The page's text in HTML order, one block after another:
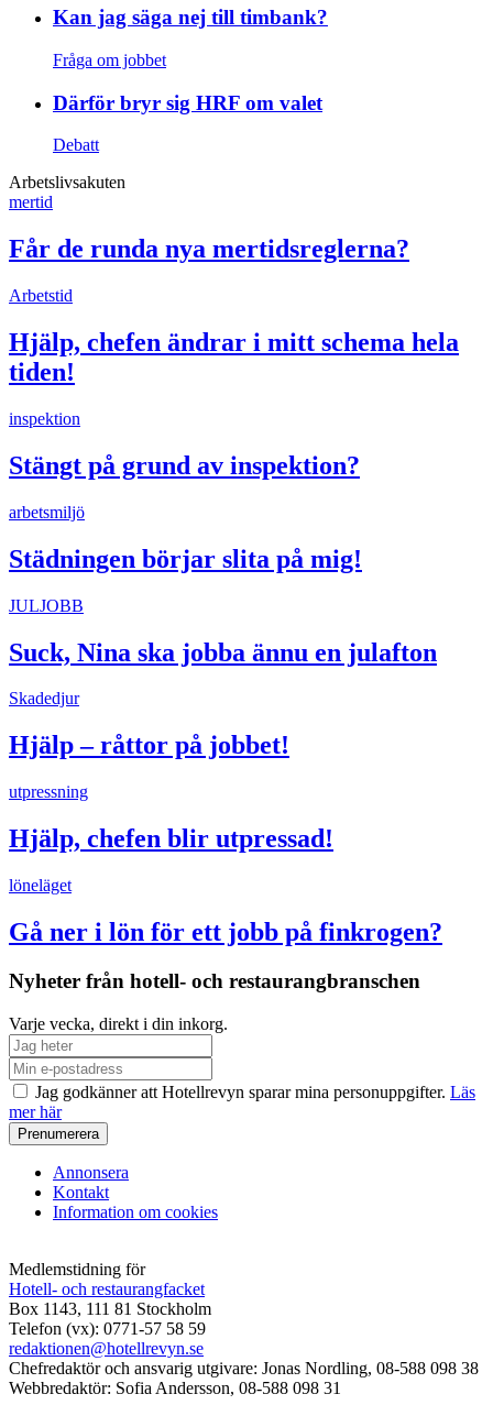
Kan jag säga nej till timbank?
Fråga om jobbet
Därför bryr sig HRF om valet
Debatt
Arbetslivsakuten
mertid
Får de runda nya mertidsreglerna?
Arbetstid
Hjälp, chefen ändrar i mitt schema hela
tiden!
inspektion
Stängt på grund av inspektion?
arbetsmiljö
Städningen börjar slita på mig!
JULJOBB
Suck, Nina ska jobba ännu en julafton
Skadedjur
Hjälp – råttor på jobbet!
utpressning
Hjälp, chefen blir utpressad!
löneläget
Gå ner i lön för ett jobb på finkrogen?
Nyheter från hotell- och restaurangbranschen
Varje vecka, direkt i din inkorg.
Jag godkänner att Hotellrevyn sparar mina personuppgifter. Läs
mer här
Annonsera
Kontakt
Information om cookies
Medlemstidning för
Hotell- och restaurangfacket
Box 1143, 111 81 Stockholm
Telefon (vx): 0771-57 58 59
redaktionen@hotellrevyn.se
Chefredaktör och ansvarig utgivare: Jonas Nordling, 08-588 098 38
Webbredaktör: Sofia Andersson, 08-588 098 31